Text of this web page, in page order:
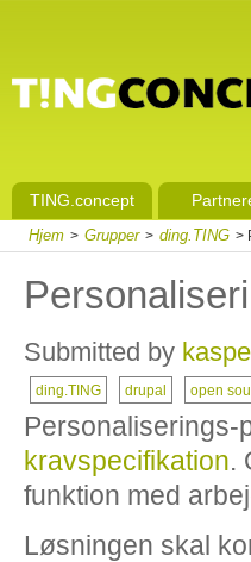
TING.concept
Hjem > Grupper > ding.TING >
Submitted by
ding.TING drupal open
kravspecifikation.
funktion med
Løsningen skal